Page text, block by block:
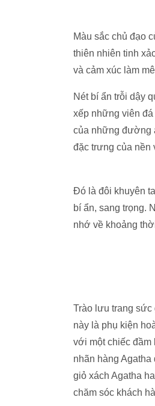
Màu sắc chủ đạo
thiên nhiên tinh
và cảm xúc làm
Nét bí ẩn trỗi dậy
xếp những viên
của những đường
đặc trưng của nền
Đó là đôi khuyên
bí ẩn, sang trọng.
nhớ về khoảng
Trào lưu trang
này là phụ kiện
với một chiếc đầm
nhãn hàng
giỏ xách Agatha
chăm sóc khách